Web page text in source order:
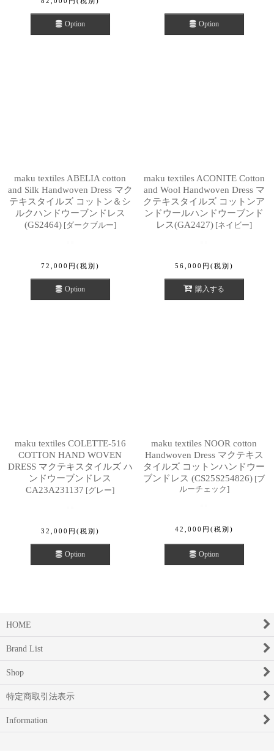
Option Option
maku textiles ABELIA cotton
and Silk Handwoven Dress マク
テキスタイルズ コットン＆シ
ルクハンドウーブンドレス
(GS2464) [ダークブルー]
72,000 円 (税別)
Option
maku textiles ACONITE Cotton
and Wool Handwoven Dress マ
クテキスタイルズ コットンア
ンドウールハンドウーブンド
レス(GA2427) [ネイビー]
56,000 円 (税別)
購入する
maku textiles COLETTE-516
COTTON HAND WOVEN
DRESS マクテキスタイルズ ハ
ンドウーブンドレス
CA23A231137 [グレー]
32,000 円 (税別)
Option
maku textiles NOOR cotton
Handwoven Dress マクテキス
タイルズ コットンハンドウー
ブンドレス (CS25S254826) [ブ
ルーチェック]
42,000 円 (税別)
Option
HOME
Brand List
Shop
特定商取引法表示
Information